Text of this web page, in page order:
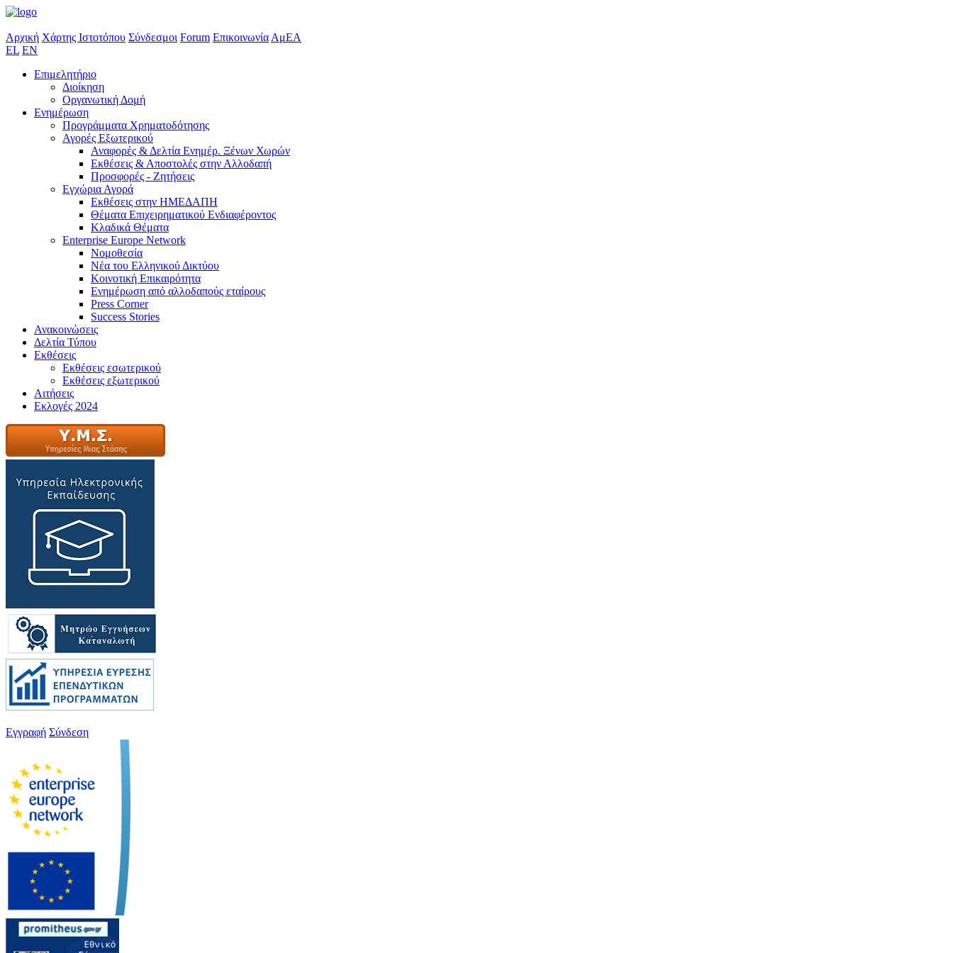
Αρχική Χάρτης Ιστοτόπου Σύνδεσμοι Forum Επικοινωνία ΑμΕΑ
EL EN
Επιμελητήριο
Διοίκηση
Οργανωτική Δομή
Ενημέρωση
Προγράμματα Χρηματοδότησης
Αγορές Εξωτερικού
Αναφορές & Δελτία Ενημέρ. Ξένων Χωρών
Εκθέσεις & Αποστολές στην Αλλοδαπή
Προσφορές - Ζητήσεις
Εγχώρια Αγορά
Εκθέσεις στην ΗΜΕΔΑΠΗ
Θέματα Επιχειρηματικού Ενδιαφέροντος
Κλαδικά Θέματα
Enterprise Europe Network
Νομοθεσία
Νέα του Ελληνικού Δικτύου
Κοινοτική Επικαιρότητα
Ενημέρωση από αλλοδαπούς εταίρους
Press Corner
Success Stories
Ανακοινώσεις
Δελτία Τύπου
Εκθέσεις
Εκθέσεις εσωτερικού
Εκθέσεις εξωτερικού
Αιτήσεις
Εκλογές 2024
Εγγραφή Σύνδεση